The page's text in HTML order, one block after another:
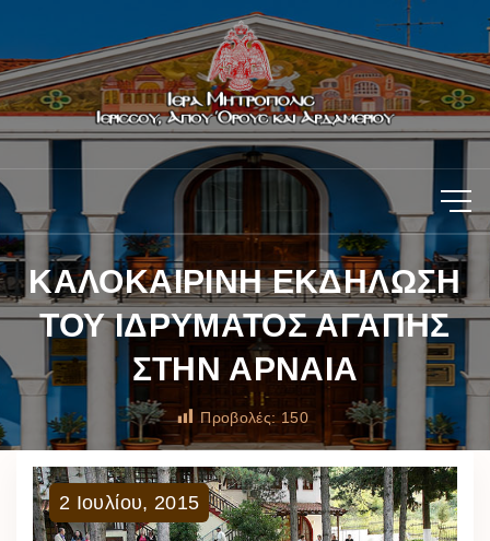
ΚΑΛΟΚΑΙΡΙΝΗ ΕΚΔΗΛΩΣΗ
ΤΟΥ ΙΔΡΥΜΑΤΟΣ ΑΓΑΠΗΣ
ΣΤΗΝ ΑΡΝΑΙΑ
Προβολές: 150
2 Ιουλίου, 2015